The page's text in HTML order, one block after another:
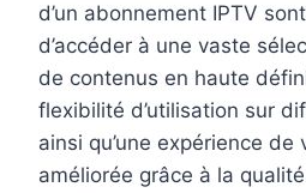
d’un abonnement IPTV
d’accéder à une vaste
de contenus en haute
flexibilité d’utilisation sur
ainsi qu’une expérience de
améliorée grâce à la